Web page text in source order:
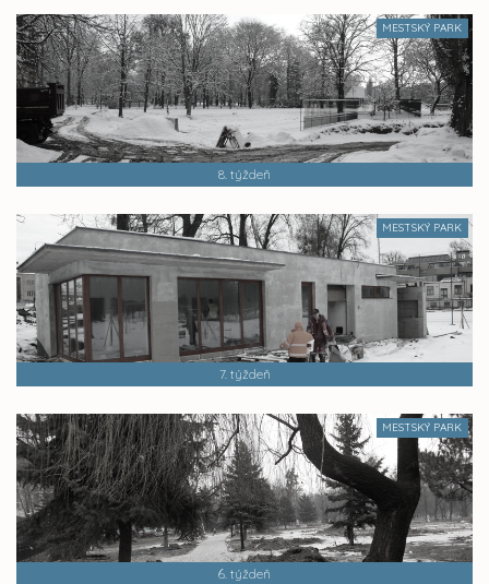
MESTSKÝ PARK
8. týždeň
MESTSKÝ PARK
7. týždeň
MESTSKÝ PARK
6. týždeň